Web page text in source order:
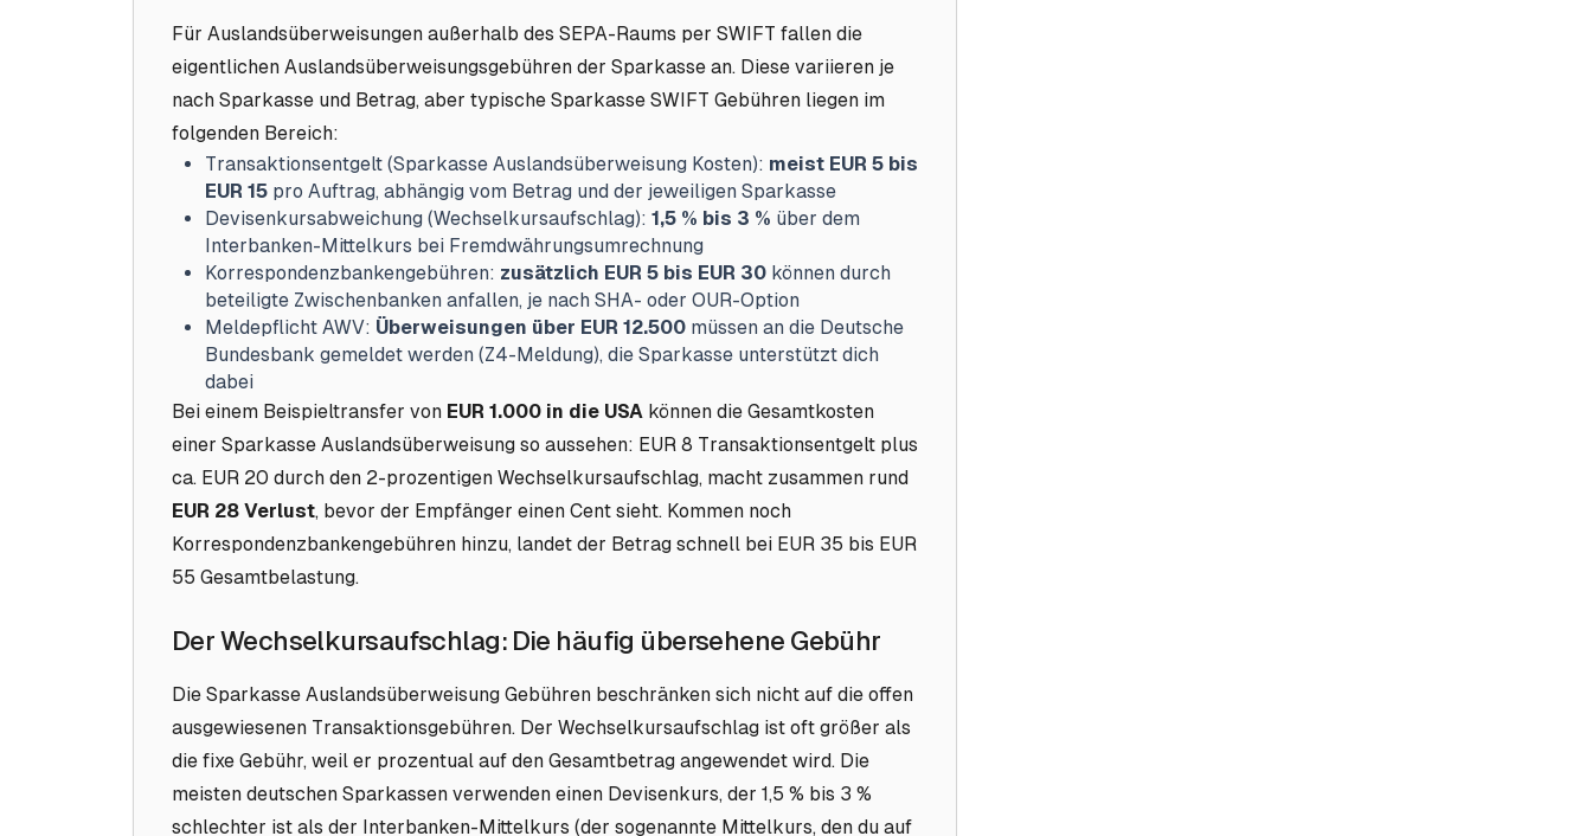
Für Auslandsüberweisungen außerhalb des SEPA-Raums per SWIFT fallen die
eigentlichen Auslandsüberweisungsgebühren der Sparkasse an. Diese variieren je
nach Sparkasse und Betrag, aber typische Sparkasse SWIFT Gebühren liegen im
folgenden Bereich:
Transaktionsentgelt (Sparkasse Auslandsüberweisung Kosten): meist EUR 5 bis
EUR 15 pro Auftrag, abhängig vom Betrag und der jeweiligen Sparkasse
Devisenkursabweichung (Wechselkursaufschlag): 1,5 % bis 3 % über dem
Interbanken-Mittelkurs bei Fremdwährungsumrechnung
Korrespondenzbankengebühren: zusätzlich EUR 5 bis EUR 30 können durch
beteiligte Zwischenbanken anfallen, je nach SHA- oder OUR-Option
Meldepflicht AWV: Überweisungen über EUR 12.500 müssen an die Deutsche
Bundesbank gemeldet werden (Z4-Meldung), die Sparkasse unterstützt dich
dabei
Bei einem Beispieltransfer von EUR 1.000 in die USA können die Gesamtkosten
einer Sparkasse Auslandsüberweisung so aussehen: EUR 8 Transaktionsentgelt plus
ca. EUR 20 durch den 2-prozentigen Wechselkursaufschlag, macht zusammen rund
EUR 28 Verlust, bevor der Empfänger einen Cent sieht. Kommen noch
Korrespondenzbankengebühren hinzu, landet der Betrag schnell bei EUR 35 bis EUR
55 Gesamtbelastung.
Der Wechselkursaufschlag: Die häufig übersehene Gebühr
Die Sparkasse Auslandsüberweisung Gebühren beschränken sich nicht auf die offen
ausgewiesenen Transaktionsgebühren. Der Wechselkursaufschlag ist oft größer als
die fixe Gebühr, weil er prozentual auf den Gesamtbetrag angewendet wird. Die
meisten deutschen Sparkassen verwenden einen Devisenkurs, der 1,5 % bis 3 %
schlechter ist als der Interbanken-Mittelkurs (der sogenannte Mittelkurs, den du auf